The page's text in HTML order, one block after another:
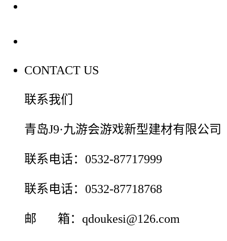
CONTACT US
联系我们
青岛J9·九游会游戏新型建材有限公司
联系电话：0532-87717999
联系电话：0532-87718768
邮 箱：qdoukesi@126.com